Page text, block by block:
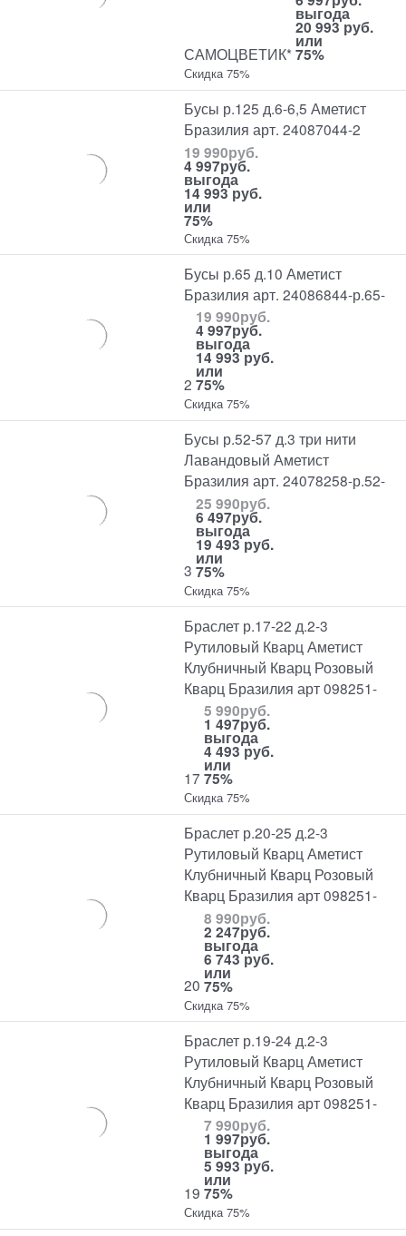
САМОЦВЕТИК*
выгода
20 993 руб.
или
75%
Скидка 75%
Бусы р.125 д.6-6,5 Аметист
Бразилия арт. 24087044-2
19 990руб.
4 997руб.
выгода
14 993 руб.
или
75%
Скидка 75%
Бусы р.65 д.10 Аметист
Бразилия арт. 24086844-р.65-
2
19 990руб.
4 997руб.
выгода
14 993 руб.
или
75%
Скидка 75%
Бусы р.52-57 д.3 три нити
Лавандовый Аметист
Бразилия арт. 24078258-р.52-
3
25 990руб.
6 497руб.
выгода
19 493 руб.
или
75%
Скидка 75%
Браслет р.17-22 д.2-3
Рутиловый Кварц Аметист
Клубничный Кварц Розовый
Кварц Бразилия арт 098251-
17
5 990руб.
1 497руб.
выгода
4 493 руб.
или
75%
Скидка 75%
Браслет р.20-25 д.2-3
Рутиловый Кварц Аметист
Клубничный Кварц Розовый
Кварц Бразилия арт 098251-
20
8 990руб.
2 247руб.
выгода
6 743 руб.
или
75%
Скидка 75%
Браслет р.19-24 д.2-3
Рутиловый Кварц Аметист
Клубничный Кварц Розовый
Кварц Бразилия арт 098251-
19
7 990руб.
1 997руб.
выгода
5 993 руб.
или
75%
Скидка 75%